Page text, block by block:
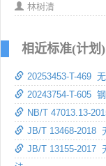
林树清
相近标准(计划)
20253453-T-469
20243754-T-605
NB/T 47013.13-
JB/T 13468-2018
JB/T 13155-2017